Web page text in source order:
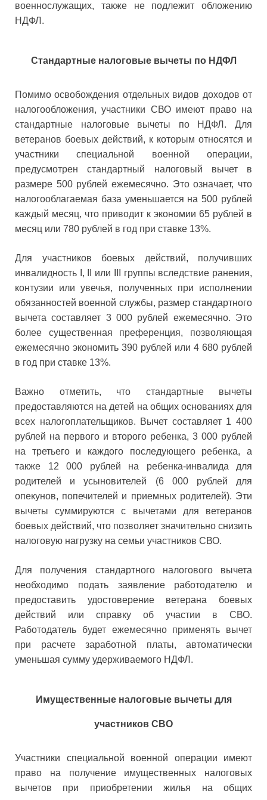
военнослужащих, также не подлежит обложению
НДФЛ.
Стандартные налоговые вычеты по НДФЛ
Помимо освобождения отдельных видов доходов от
налогообложения, участники СВО имеют право на
стандартные налоговые вычеты по НДФЛ. Для
ветеранов боевых действий, к которым относятся и
участники специальной военной операции,
предусмотрен стандартный налоговый вычет в
размере 500 рублей ежемесячно. Это означает, что
налогооблагаемая база уменьшается на 500 рублей
каждый месяц, что приводит к экономии 65 рублей в
месяц или 780 рублей в год при ставке 13%.
Для участников боевых действий, получивших
инвалидность I, II или III группы вследствие ранения,
контузии или увечья, полученных при исполнении
обязанностей военной службы, размер стандартного
вычета составляет 3 000 рублей ежемесячно. Это
более существенная преференция, позволяющая
ежемесячно экономить 390 рублей или 4 680 рублей
в год при ставке 13%.
Важно отметить, что стандартные вычеты
предоставляются на детей на общих основаниях для
всех налогоплательщиков. Вычет составляет 1 400
рублей на первого и второго ребенка, 3 000 рублей
на третьего и каждого последующего ребенка, а
также 12 000 рублей на ребенка-инвалида для
родителей и усыновителей (6 000 рублей для
опекунов, попечителей и приемных родителей). Эти
вычеты суммируются с вычетами для ветеранов
боевых действий, что позволяет значительно снизить
налоговую нагрузку на семьи участников СВО.
Для получения стандартного налогового вычета
необходимо подать заявление работодателю и
предоставить удостоверение ветерана боевых
действий или справку об участии в СВО.
Работодатель будет ежемесячно применять вычет
при расчете заработной платы, автоматически
уменьшая сумму удерживаемого НДФЛ.
Имущественные налоговые вычеты для
участников СВО
Участники специальной военной операции имеют
право на получение имущественных налоговых
вычетов при приобретении жилья на общих